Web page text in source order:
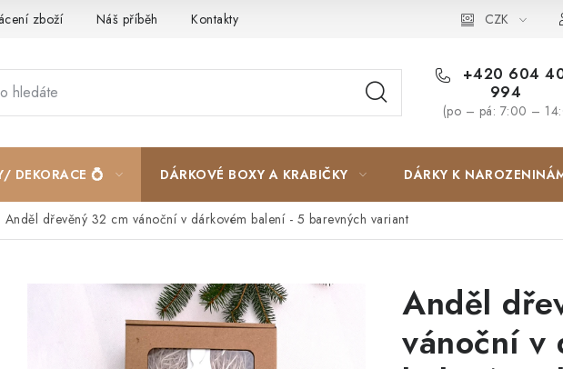
zboží Náš příběh Kontakty Zakázková výroba
CZK
+420 604
994
(po – pá: 7:00 –
DEKORACE 💍 DÁRKOVÉ BOXY A KRABIČKY DÁRKY K
Anděl dřevěný 32 cm vánoční v dárkovém balení - 5 barevných variant
Anděl
vánoční v